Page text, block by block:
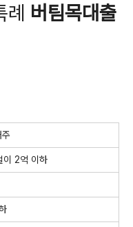
버팀목대출
주
이 2억 이하